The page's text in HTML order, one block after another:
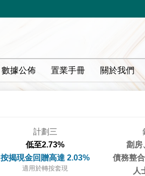
數據公佈 置業手冊 關於我們
計劃三
低至2.73%
按揭現金回贈高達 2.03%
適用於轉按套現
劏房
債務整
人